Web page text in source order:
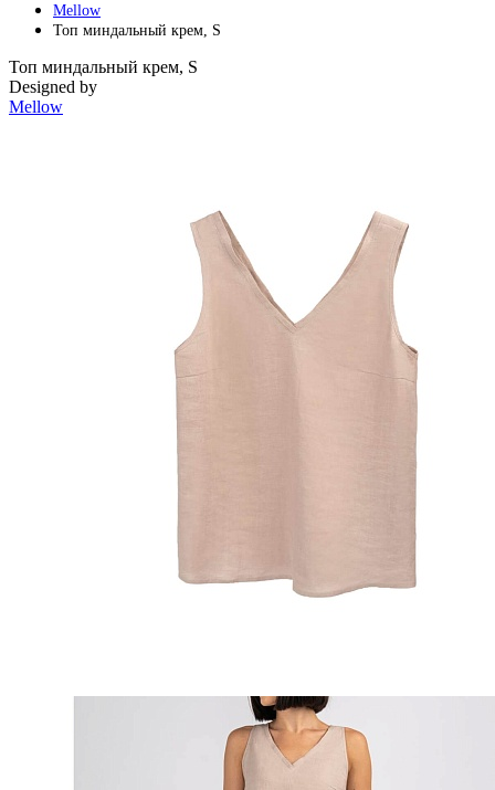
Mellow
Топ миндальный крем, S
Топ миндальный крем, S
Designed by
Mellow